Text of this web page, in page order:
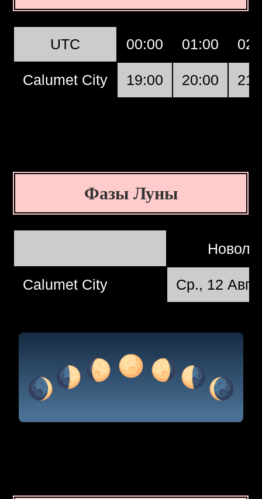
UTC 00:00 01:00
Calumet City 19:00 20:00
Фазы Луны
Calumet City Ср., 12 Авг.